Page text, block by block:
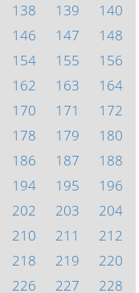
138 139
140
146 147
148
154 155
156
162 163
164
170 171
172
178 179
180
186 187
188
194 195
196
202 203
204
210 211
212
218 219
220
226 227
228